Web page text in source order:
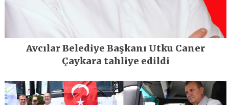
Avcılar Belediye Başkanı Utku Caner
Çaykara tahliye edildi